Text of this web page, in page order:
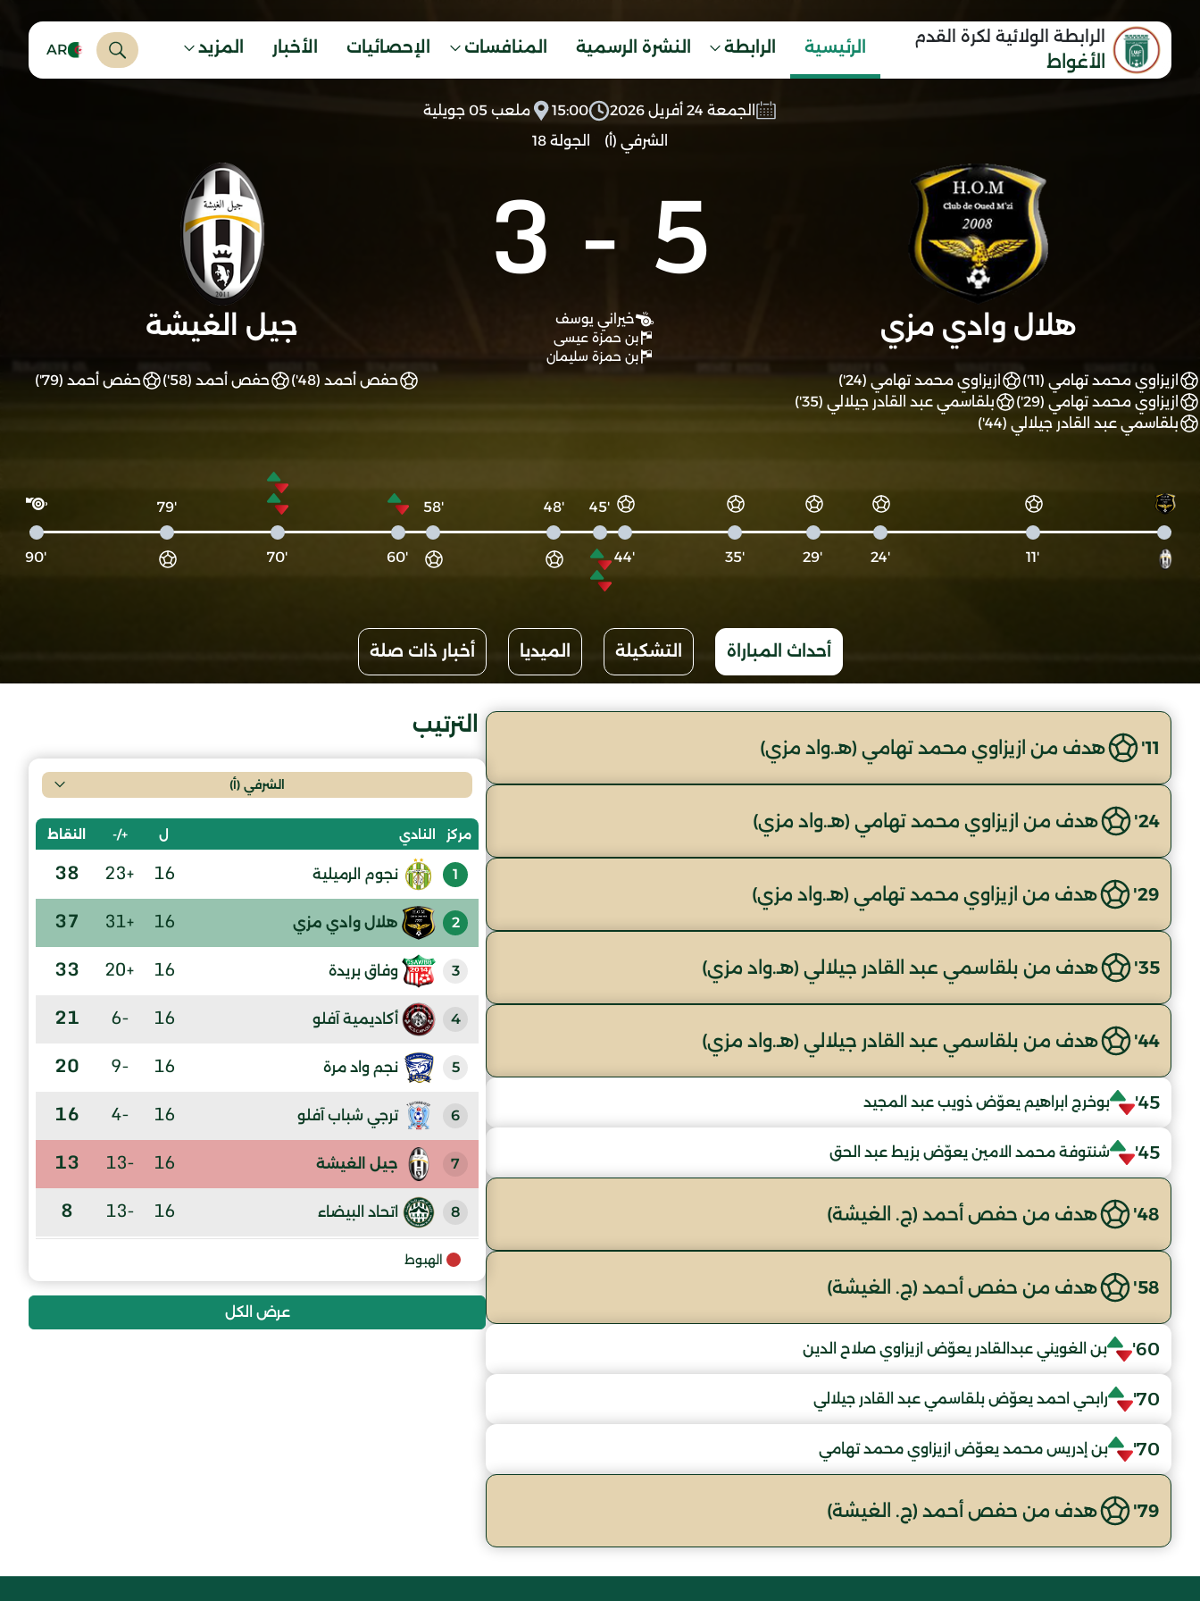
الرابطة الولائية لكرة القدم
الأغواط
الرئيسية الرابطة النشرة الرسمية المنافسات الإحصائيات الأخبار المزيد AR
الجمعة 24 أفريل 2026 15:00
ملعب 05 جويلية
الشرفي (أ)
الجولة 18
هلال وادي مزي
5
-
3
خيراني يوسف
بن حمزة عيسى
بن حمزة سليمان
جيل الغيشة
ازيزاوي محمد تهامي (11')
ازيزاوي محمد تهامي (24')
ازيزاوي محمد تهامي (29')
بلقاسمي عبد القادر جيلالي (35')
بلقاسمي عبد القادر جيلالي (44')
حفص أحمد (48') حفص أحمد (58') حفص أحمد (79')
'11
'24
'29
'35
'44
'45
'48
'58
'60
'70
'79
'90
أحداث المباراة التشكيلة الميديا أخبار ذات صلة
11' هدف من ازيزاوي محمد تهامي (هـ.واد مزي)
24' هدف من ازيزاوي محمد تهامي (هـ.واد مزي)
29' هدف من ازيزاوي محمد تهامي (هـ.واد مزي)
35' هدف من بلقاسمي عبد القادر جيلالي (هـ.واد مزي)
44' هدف من بلقاسمي عبد القادر جيلالي (هـ.واد مزي)
45' بوخرج ابراهيم يعوّض ذويب عبد المجيد
45' شنتوفة محمد الامين يعوّض بزيط عبد الحق
48' هدف من حفص أحمد (ج. الغيشة)
58' هدف من حفص أحمد (ج. الغيشة)
60' بن الغويني عبدالقادر يعوّض ازيزاوي صلاح الدين
70' رابحي احمد يعوّض بلقاسمي عبد القادر جيلالي
70' بن إدريس محمد يعوّض ازيزاوي محمد تهامي
79' هدف من حفص أحمد (ج. الغيشة)
الترتيب
الشرفي (أ)
مركز النادي ل +/- النقاط
1 نجوم الرميلية 16
+23
38
2 هلال وادي مزي 16
+31
37
3 وفاق بريدة 16
+20
33
4 أكاديمية آفلو 16
-6
21
5 نجم واد مرة 16
-9
20
6 ترجي شباب آفلو 16
-4
16
7 جيل الغيشة 16
-13
13
8 اتحاد البيضاء 16
-13
8
9 الهبوط
عرض الكل